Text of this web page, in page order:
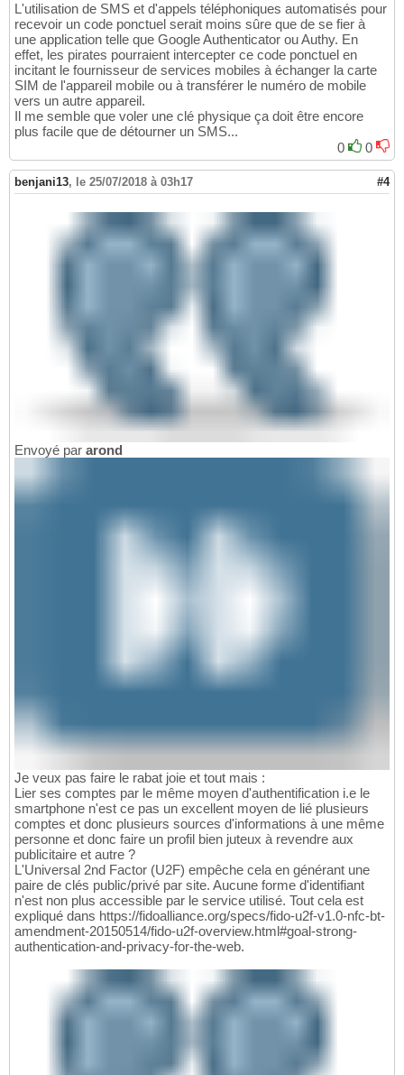
L'utilisation de SMS et d'appels téléphoniques automatisés pour
recevoir un code ponctuel serait moins sûre que de se fier à
une application telle que Google Authenticator ou Authy. En
effet, les pirates pourraient intercepter ce code ponctuel en
incitant le fournisseur de services mobiles à échanger la carte
SIM de l'appareil mobile ou à transférer le numéro de mobile
vers un autre appareil.
Il me semble que voler une clé physique ça doit être encore
plus facile que de détourner un SMS...
0
0
benjani13, le 25/07/2018 à 03h17 #4
Envoyé par arond
Je veux pas faire le rabat joie et tout mais :
Lier ses comptes par le même moyen d'authentification i.e le
smartphone n'est ce pas un excellent moyen de lié plusieurs
comptes et donc plusieurs sources d'informations à une même
personne et donc faire un profil bien juteux à revendre aux
publicitaire et autre ?
L'Universal 2nd Factor (U2F) empêche cela en générant une
paire de clés public/privé par site. Aucune forme d'identifiant
n'est non plus accessible par le service utilisé. Tout cela est
expliqué dans https://fidoalliance.org/specs/fido-u2f-v1.0-nfc-bt-
amendment-20150514/fido-u2f-overview.html#goal-strong-
authentication-and-privacy-for-the-web.